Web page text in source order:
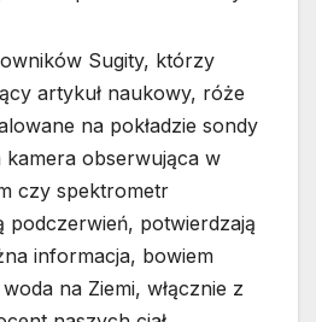
Sugity, którzy
artykuł naukowy, róże
na pokładzie sondy
obserwująca w
czy spektrometr
podczerwień, potwierdzają
informacja, bowiem
na Ziemi, włącznie z